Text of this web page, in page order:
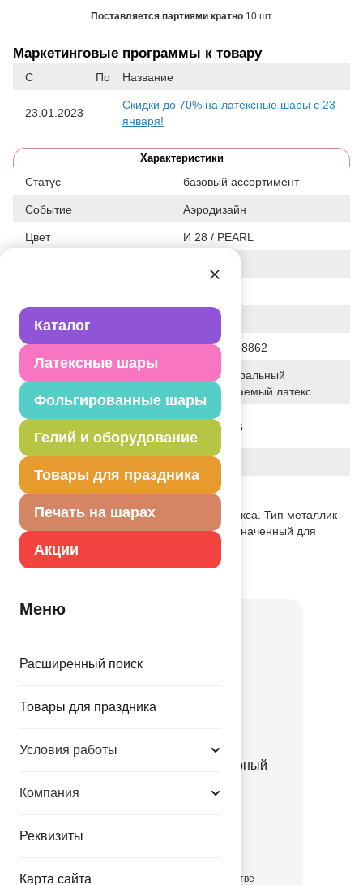
Каталог
Латексные шары
Фольгированные шары
Гелий и оборудование
Товары для праздника
Печать на шарах
Акции
Меню
Расширенный поиск
Товары для праздника
Условия работы
Компания
Реквизиты
Карта сайта
Поставляется партиями кратно 10 шт
Маркетинговые программы к товару
С По Название
23.01.2023
Скидки до 70% на латексные шары с 23
января!
Характеристики
Статус базовый ассортимент
Событие Аэродизайн
Цвет И 28 / PEARL
Общие размеры
Штрих код 4690390528862
Исходный материал
100% натуральный
биоразлагаемый латекс
Дата последнего
изменения элемента
28-01-2026
19.550 г
Описание товара
Одноцветный шар из натурального латекса. Тип металлик -
шар с металлическим блеском. Предназначенный для
использования в оформлении.
Грузик д/шара Конус черный
в достаточном количестве